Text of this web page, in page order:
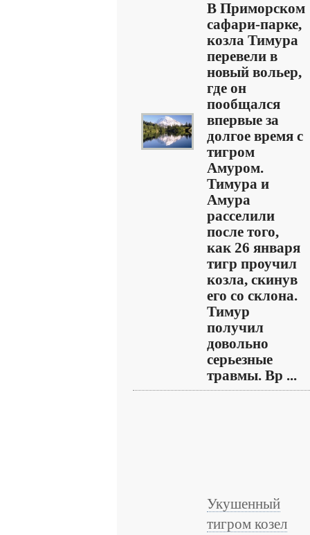
В Приморском
сафари-парке,
козла Тимура
перевели в
новый вольер,
где он
пообщался
впервые за
долгое время с
тигром
Амуром.
Тимура и
Амура
расселили
после того,
как 26 января
тигр проучил
козла, скинув
его со склона.
Тимур
получил
довольно
серьезные
травмы. Вр ...
Укушенный
тигром козел